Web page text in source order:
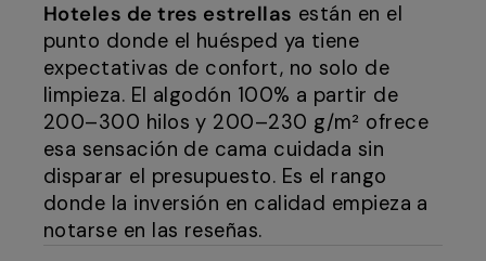
Hoteles de tres estrellas están en el
punto donde el huésped ya tiene
expectativas de confort, no solo de
limpieza. El algodón 100% a partir de
200–300 hilos y 200–230 g/m² ofrece
esa sensación de cama cuidada sin
disparar el presupuesto. Es el rango
donde la inversión en calidad empieza a
notarse en las reseñas.